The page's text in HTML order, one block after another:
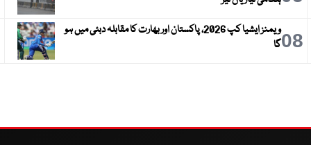
08
ویمنز ایشیا کپ 2026، پاکستان اور بھارت کا مقابلہ دبئی میں ہو
گا